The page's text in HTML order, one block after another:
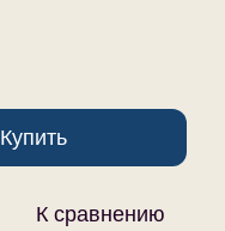
Купить
К сравнению